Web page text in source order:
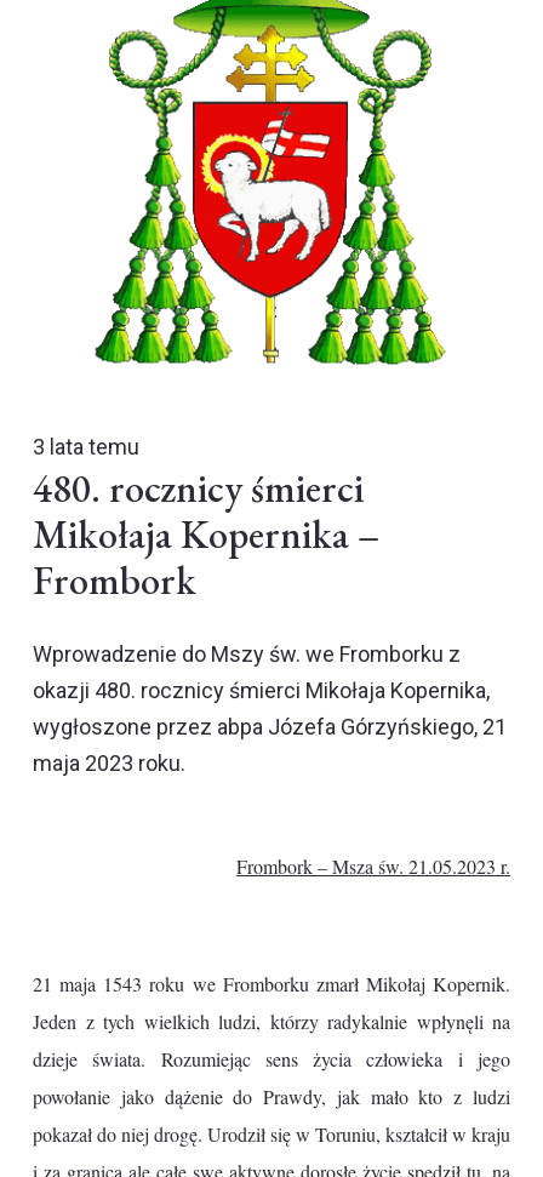
3 lata temu
480. rocznicy śmierci
Mikołaja Kopernika –
Frombork
Wprowadzenie do Mszy św. we Fromborku z
okazji 480. rocznicy śmierci Mikołaja Kopernika,
wygłoszone przez abpa Józefa Górzyńskiego, 21
maja 2023 roku.
Frombork – Msza św. 21.05.2023 r.
21 maja 1543 roku we Fromborku zmarł Mikołaj Kopernik.
Jeden z tych wielkich ludzi, którzy radykalnie wpłynęli na
dzieje świata. Rozumiejąc sens życia człowieka i jego
powołanie jako dążenie do Prawdy, jak mało kto z ludzi
pokazał do niej drogę. Urodził się w Toruniu, kształcił w kraju
i za granicą ale całe swe aktywne dorosłe życie spędził tu, na